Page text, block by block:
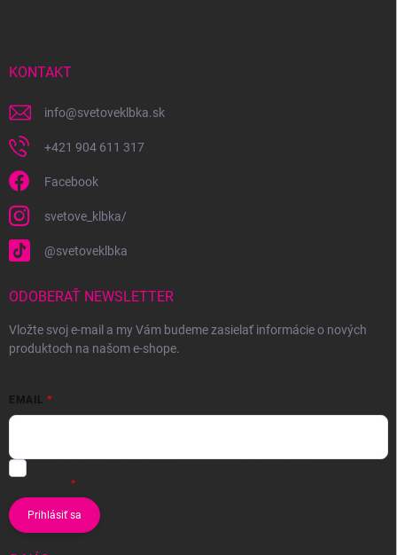
KONTAKT
info@svetoveklbka.sk
+421 904 611 317
Facebook
svetove_klbka/
@svetoveklbka
ODOBERAŤ NEWSLETTER
Vložte svoj e-mail a my Vám budeme zasielať informácie o nových
produktoch na našom e-shope.
EMAIL
Prihlásiť sa